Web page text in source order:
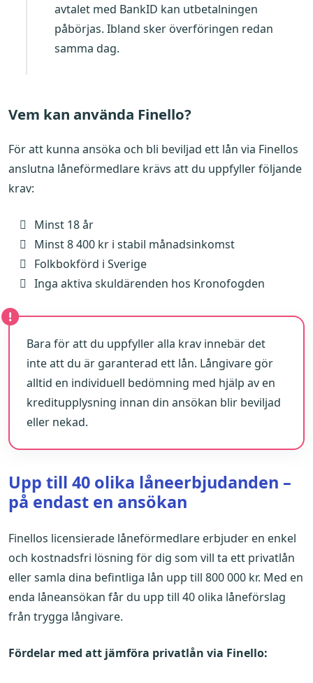
avtalet med BankID kan utbetalningen
påbörjas. Ibland sker överföringen redan
samma dag.
Vem kan använda Finello?
För att kunna ansöka och bli beviljad ett lån via Finellos
anslutna låneförmedlare krävs att du uppfyller följande
krav:
Minst 18 år
Minst 8 400 kr i stabil månadsinkomst
Folkbokförd i Sverige
Inga aktiva skuldärenden hos Kronofogden
Bara för att du uppfyller alla krav innebär det
inte att du är garanterad ett lån. Långivare gör
alltid en individuell bedömning med hjälp av en
kreditupplysning innan din ansökan blir beviljad
eller nekad.
Upp till 40 olika låneerbjudanden –
på endast en ansökan
Finellos licensierade låneförmedlare erbjuder en enkel
och kostnadsfri lösning för dig som vill ta ett privatlån
eller samla dina befintliga lån upp till 800 000 kr. Med en
enda låneansökan får du upp till 40 olika låneförslag
från trygga långivare.
Fördelar med att jämföra privatlån via Finello: